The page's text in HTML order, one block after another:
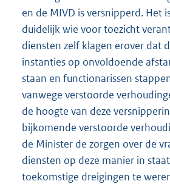
en de MIVD is versnipperd. Het
duidelijk wie voor toezicht
diensten zelf klagen erover dat
instanties op onvoldoende
staan en functionarissen
vanwege verstoorde
de hoogte van deze
bijkomende verstoorde
de Minister de zorgen over de
diensten op deze manier in
toekomstige dreigingen te